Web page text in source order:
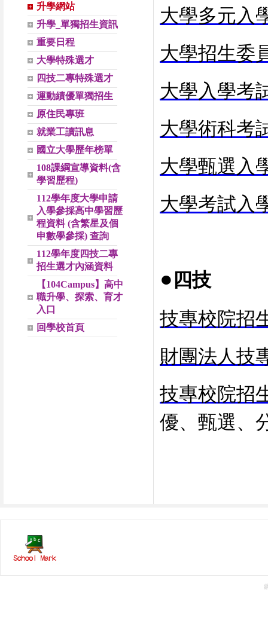
升學網站
升學_單獨招生資訊
重要日程
大學特殊選才
四技二專特殊選才
運動績優單獨招生
原住民專班
就業工讀訊息
國立大學歷年榜單
108課綱宣導資料(含
學習歷程)
112學年度大學申請
入學參採高中學習歷
程資料 (含繁星及個
申數學參採) 查詢
112學年度四技二專
招生選才內涵資料
【104Campus】高中
職升學、探索、育才
入口
回學校首頁
大學多元入
大學招生委
大學入學考
大學術科考
大學甄選入
大學考試入
● 四技
技專校院招
財團法人技
技專校院招
優、甄選、